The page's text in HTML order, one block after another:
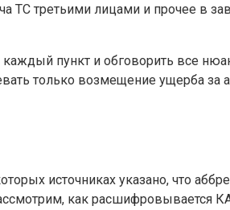
ТС третьими лицами и прочее в
пункт и обговорить все
только возмещение ущерба за
источниках указано, что
как расшифровывается